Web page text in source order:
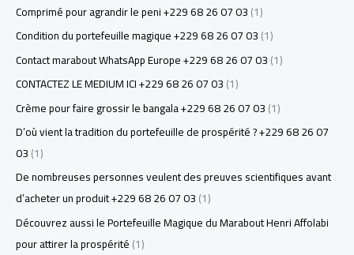
Comprimé pour agrandir le peni +229 68 26 07 03(1)
Condition du portefeuille magique +229 68 26 07 03(1)
Contact marabout WhatsApp Europe +229 68 26 07 03(1)
CONTACTEZ LE MEDIUM ICI +229 68 26 07 03(1)
Crème pour faire grossir le bangala +229 68 26 07 03(1)
D’où vient la tradition du portefeuille de prospérité ? +229 68 26 07
03(1)
De nombreuses personnes veulent des preuves scientifiques avant
d’acheter un produit +229 68 26 07 03(1)
Découvrez aussi le Portefeuille Magique du Marabout Henri Affolabi
pour attirer la prospérité(1)